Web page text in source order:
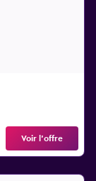
Voir l’offre